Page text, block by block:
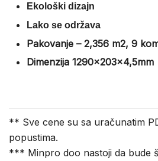
Ekološki dizajn
Lako se održava
Pakovanje – 2,356 m2, 9
Dimenzija 1290x203x4,5mm
** Sve cene su sa uračunatim
popustima.
*** Minpro doo nastoji da bude